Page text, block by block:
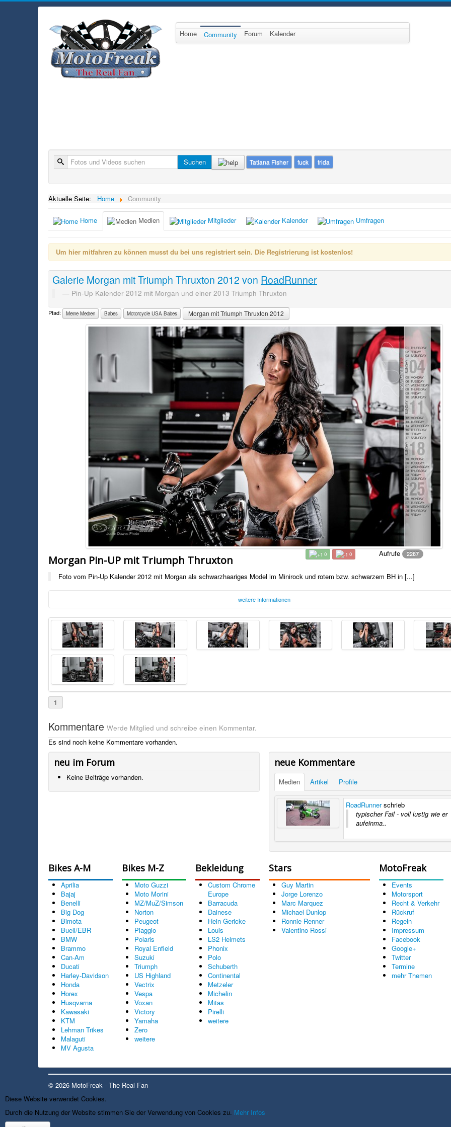
Home Community Forum Kalender
Suche Suchen Tatiana Fisher fuck frida
Aktuelle Seite: Home Community
Home Medien Mitglieder Kalender Umfragen
Um hier mitfahren zu können musst du bei uns registriert sein. Die Registrierung ist kostenlos!
Galerie Morgan mit Triumph Thruxton 2012 von RoadRunner
Pin-Up Kalender 2012 mit Morgan und einer 2013 Triumph Thruxton
Pfad: Meine Medien Babes Motorcycle USA Babes Morgan mit Triumph Thruxton 2012
Morgan Pin-UP mit Triumph Thruxton 0 0 Aufrufe 2287
Foto vom Pin-Up Kalender 2012 mit Morgan als schwarzhaariges Model im Minirock und rotem bzw. schwarzem BH in [...]
weitere Informationen
Foto:Motorcycle USA motorcycle-usa.com
Samstag, 31. Oktober 2015
21:41 Uhr
Foto vom Pin-Up Kalender 2012 mit Morgan als schwarzhaariges Model im Minirock und rotem bzw. schwarzem BH in ihrer Garage mit einer schwarzen Triumph
Thruxton von 2013. Foto von Justin Dawes
1
Kommentare Werde Mitglied und schreibe einen Kommentar.
Es sind noch keine Kommentare vorhanden.
neu im Forum
Keine Beiträge vorhanden.
neue Kommentare
Medien Artikel Profile
RoadRunnerschrieb
typischer Fail - voll lustig wie er
aufeinma..
Bikes A-M
Aprilia
Bajaj
Benelli
Big Dog
Bimota
Buell/EBR
BMW
Brammo
Can-Am
Ducati
Harley-Davidson
Honda
Horex
Husqvarna
Kawasaki
KTM
Lehman Trikes
Malaguti
MV Agusta
Bikes M-Z
Moto Guzzi
Moto Morini
MZ/MuZ/Simson
Norton
Peugeot
Piaggio
Polaris
Royal Enfield
Suzuki
Triumph
US Highland
Vectrix
Vespa
Voxan
Victory
Yamaha
Zero
weitere
Bekleidung
Custom Chrome
Europe
Barracuda
Dainese
Hein Gericke
Louis
LS2 Helmets
Phonix
Polo
Schuberth
Continental
Metzeler
Michelin
Mitas
Pirelli
weitere
Stars
Guy Martin
Jorge Lorenzo
Marc Marquez
Michael Dunlop
Ronnie Renner
Valentino Rossi
MotoFreak
Events
Motorsport
Recht & Verkehr
Rückruf
Regeln
Impressum
Facebook
Google+
Twitter
Termine
mehr Themen
© 2026 MotoFreak - The Real Fan
Diese Website verwendet Cookies.
Durch die Nutzung der Website stimmen Sie der Verwendung von Cookies zu. Mehr Infos